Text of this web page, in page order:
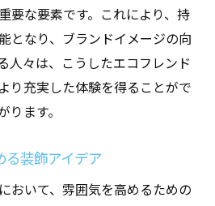
要な要素です。これにより、持
となり、ブランドイメージの向
人々は、こうしたエコフレンド
り充実した体験を得ることがで
ます。
る装飾アイデア
おいて、雰囲気を高めるための